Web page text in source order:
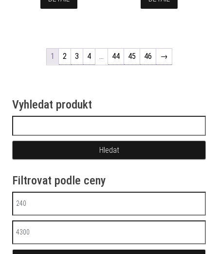
1 2 3 4 … 44 45 46 →
Vyhledat produkt
Filtrovat podle ceny
Minimální cena
Maximální cena